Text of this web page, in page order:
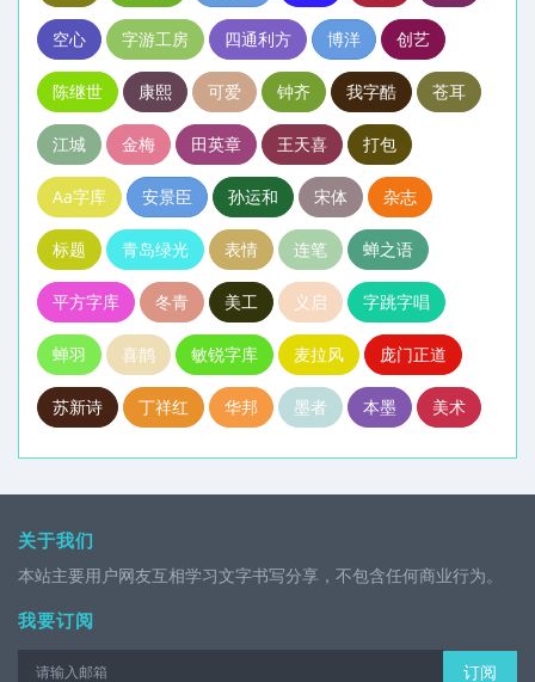
空心 字游工房 四通利方 博洋 创艺
陈继世 康熙 可爱 钟齐 我字酷 苍耳
江城 金梅 田英章 王天喜 打包
Aa字库 安景臣 孙运和 宋体 杂志
标题 青岛绿光 表情 连笔 蝉之语
平方字库 冬青 美工 义启 字跳字唱
蝉羽 喜鹊 敏锐字库 麦拉风 庞门正道
苏新诗 丁祥红 华邦 墨者 本墨 美术
关于我们
本站主要用户网友互相学习文字书写分享，不包含任何商业行为。
我要订阅
订阅